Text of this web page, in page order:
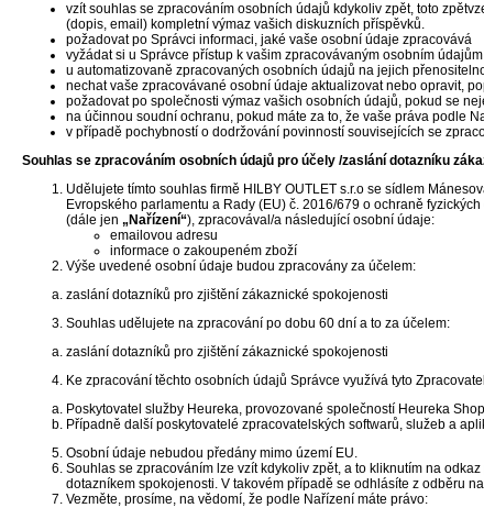
vzít souhlas se zpracováním osobních údajů kdykoliv zpět, toto
(dopis, email) kompletní výmaz vašich diskuzních příspěvků.
požadovat po Správci informaci, jaké vaše osobní údaje zpracovává
vyžádat si u Správce přístup k vašim zpracovávaným osobním
u automatizovaně zpracovaných osobních údajů na jejich
nechat vaše zpracovávané osobní údaje aktualizovat nebo opravit,
požadovat po společnosti výmaz vašich osobních údajů, pokud se
na účinnou soudní ochranu, pokud máte za to, že vaše práva podle
v případě pochybností o dodržování povinností souvisejících se
Souhlas se zpracováním osobních údajů pro účely /zaslání dotazníku
Udělujete tímto souhlas firmě HILBY OUTLET s.r.o se sídlem
Evropského parlamentu a Rady (EU) č. 2016/679 o ochraně
(dále jen „Nařízení“), zpracovával/a následující osobní údaje:
emailovou adresu
informace o zakoupeném zboží
Výše uvedené osobní údaje budou zpracovány za účelem:
zaslání dotazníků pro zjištění zákaznické spokojenosti
Souhlas udělujete na zpracování po dobu 60 dní a to za účelem:
zaslání dotazníků pro zjištění zákaznické spokojenosti
Ke zpracování těchto osobních údajů Správce využívá tyto
Poskytovatel služby Heureka, provozované společností Heureka
Případně další poskytovatelé zpracovatelských softwarů, služeb a
Osobní údaje nebudou předány mimo území EU.
Souhlas se zpracováním lze vzít kdykoliv zpět, a to kliknutím na
dotazníkem spokojenosti. V takovém případě se odhlásíte z odběru
Vezměte, prosíme, na vědomí, že podle Nařízení máte právo: